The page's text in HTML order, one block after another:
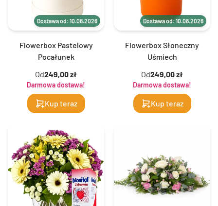
Dostawa od: 10.08.2026
Flowerbox Pastelowy
Pocałunek
Od249,00 zł
Darmowa dostawa!
Kup teraz
Dostawa od: 10.08.2026
Flowerbox Słoneczny
Uśmiech
Od249,00 zł
Darmowa dostawa!
Kup teraz